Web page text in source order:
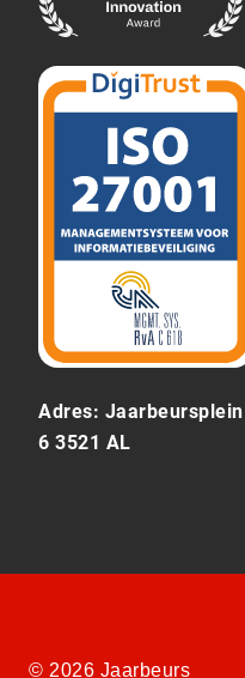
Adres: Jaarbeursplein
6 3521 AL
© 2026 Jaarbeurs